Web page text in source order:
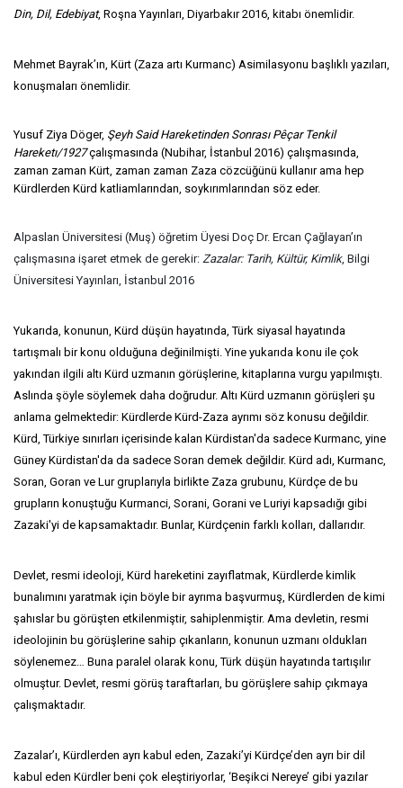
Din, Dil, Edebiyat, Roşna Yayınları, Diyarbakır 2016, kitabı önemlidir.
Mehmet Bayrak’ın, Kürt (Zaza artı Kurmanc) Asimilasyonu başlıklı yazıları,
konuşmaları önemlidir.
Yusuf Ziya Döger, Şeyh Said Hareketinden Sonrası Pêçar Tenkil
Hareketı/1927çalışmasında (Nubihar, İstanbul 2016) çalışmasında,
zaman zaman Kürt, zaman zaman Zaza cözcüğünü kullanır ama hep
Kürdlerden Kürd katliamlarından, soykırımlarından söz eder.
Alpaslan Üniversitesi (Muş) öğretim Üyesi Doç Dr. Ercan Çağlayan’ın
çalışmasına işaret etmek de gerekir: Zazalar: Tarih, Kültür, Kimlik, Bilgi
Üniversitesi Yayınları, İstanbul 2016
Yukarıda, konunun, Kürd düşün hayatında, Türk siyasal hayatında
tartışmalı bir konu olduğuna değinilmişti. Yine yukarıda konu ile çok
yakından ilgili altı Kürd uzmanın görüşlerine, kitaplarına vurgu yapılmıştı.
Aslında şöyle söylemek daha doğrudur. Altı Kürd uzmanın görüşleri şu
anlama gelmektedir: Kürdlerde Kürd-Zaza ayrımı söz konusu değildir.
Kürd, Türkiye sınırları içerisinde kalan Kürdistan'da sadece Kurmanc, yine
Güney Kürdistan'da da sadece Soran demek değildir. Kürd adı, Kurmanc,
Soran, Goran ve Lur gruplarıyla birlikte Zaza grubunu, Kürdçe de bu
grupların konuştuğu Kurmanci, Sorani, Gorani ve Luriyi kapsadığı gibi
Zazaki'yi de kapsamaktadır. Bunlar, Kürdçenin farklı kolları, dallarıdır.
Devlet, resmi ideoloji, Kürd hareketini zayıflatmak, Kürdlerde kimlik
bunalımını yaratmak için böyle bir ayrıma başvurmuş, Kürdlerden de kimi
şahıslar bu görüşten etkilenmiştir, sahiplenmiştir. Ama devletin, resmi
ideolojinin bu görüşlerine sahip çıkanların, konunun uzmanı oldukları
söylenemez… Buna paralel olarak konu, Türk düşün hayatında tartışılır
olmuştur. Devlet, resmi görüş taraftarları, bu görüşlere sahip çıkmaya
çalışmaktadır.
Zazalar’ı, Kürdlerden ayrı kabul eden, Zazaki’yi Kürdçe’den ayrı bir dil
kabul eden Kürdler beni çok eleştiriyorlar, ‘Beşikci Nereye’ gibi yazılar